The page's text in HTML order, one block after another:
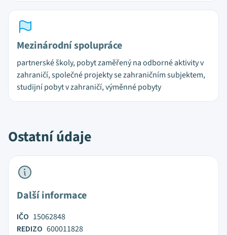
Mezinárodní spolupráce
partnerské školy, pobyt zaměřený na odborné aktivity v
zahraničí, společné projekty se zahraničním subjektem,
studijní pobyt v zahraničí, výměnné pobyty
Ostatní údaje
Další informace
IČO 15062848
REDIZO 600011828